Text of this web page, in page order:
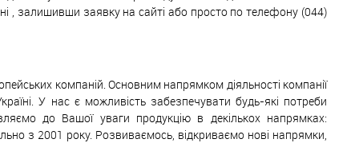
, залишивши заявку на сайті або просто по телефону (044)
компаній. Основним напрямком діяльності компанії
У нас є можливість забезпечувати будь-які потреби
до Вашої уваги продукцію в декількох напрямках:
з 2001 року. Розвиваємось, відкриваємо нові напрямки,